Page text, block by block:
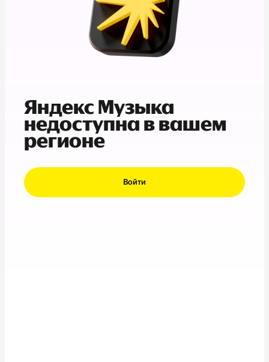
Яндекс Музыка
недоступна в вашем
регионе
Войти